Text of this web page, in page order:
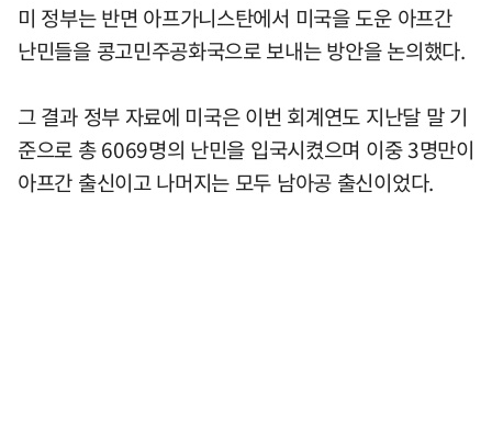
미 정부는 반면 아프가니스탄에서 미국을 도운 아프간
난민들을 콩고민주공화국으로 보내는 방안을 논의했다.
그 결과 정부 자료에 미국은 이번 회계연도 지난달 말 기
준으로 총 6069명의 난민을 입국시켰으며 이중 3명만이
아프간 출신이고 나머지는 모두 남아공 출신이었다.